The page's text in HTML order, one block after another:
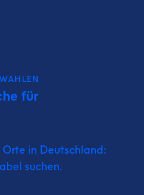
für
Orte in Deutschland:
suchen.